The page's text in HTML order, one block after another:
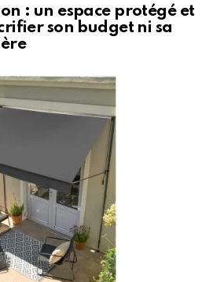
: un espace protégé et
son budget ni sa